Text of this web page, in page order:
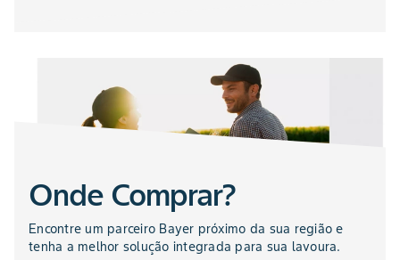
Onde Comprar?
Encontre um parceiro Bayer próximo da sua região e
tenha a melhor solução integrada para sua lavoura.